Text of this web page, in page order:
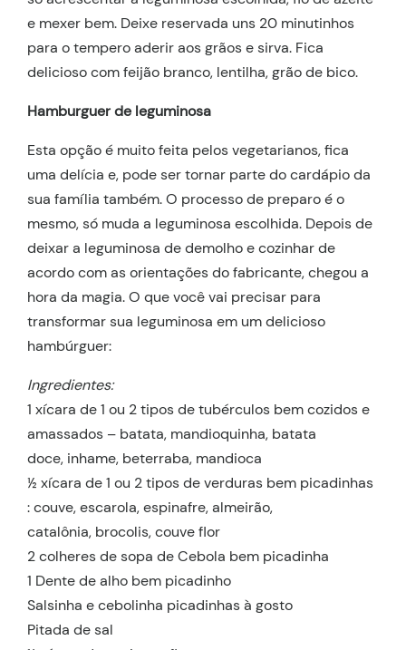
e mexer bem. Deixe reservada uns 20 minutinhos
para o tempero aderir aos grãos e sirva. Fica
delicioso com feijão branco, lentilha, grão de bico.
Hamburguer de leguminosa
Esta opção é muito feita pelos vegetarianos, fica
uma delícia e, pode ser tornar parte do cardápio da
sua família também. O processo de preparo é o
mesmo, só muda a leguminosa escolhida. Depois de
deixar a leguminosa de demolho e cozinhar de
acordo com as orientações do fabricante, chegou a
hora da magia. O que você vai precisar para
transformar sua leguminosa em um delicioso
hambúrguer:
Ingredientes:
1 xícara de 1 ou 2 tipos de tubérculos bem cozidos e
amassados – batata, mandioquinha, batata
doce, inhame, beterraba, mandioca
½ xícara de 1 ou 2 tipos de verduras bem picadinhas
: couve, escarola, espinafre, almeirão,
catalônia, brocolis, couve flor
2 colheres de sopa de Cebola bem picadinha
1 Dente de alho bem picadinho
Salsinha e cebolinha picadinhas à gosto
Pitada de sal